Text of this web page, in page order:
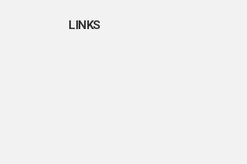
LINKS